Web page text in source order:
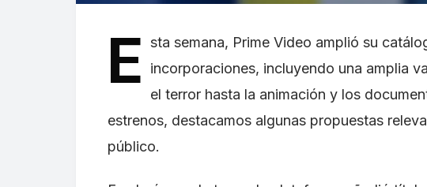
E sta semana, Prime Video amplió su
incorporaciones, incluyendo una amplia
el terror hasta la animación y los
estrenos, destacamos algunas propuestas
público.